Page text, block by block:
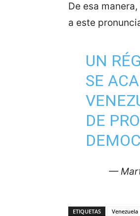
De esa
a este
UN
SE
DE
—
ETIQUETAS Venezuela